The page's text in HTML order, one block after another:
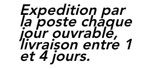
Expedition par
la poste chaque
jour ouvrable,
livraison entre 1
et 4 jours.